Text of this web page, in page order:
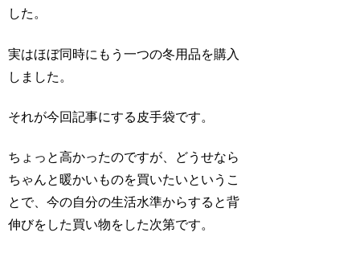
した。
実はほぼ同時にもう一つの冬用品を購入
しました。
それが今回記事にする皮手袋です。
ちょっと高かったのですが、どうせなら
ちゃんと暖かいものを買いたいというこ
とで、今の自分の生活水準からすると背
伸びをした買い物をした次第です。